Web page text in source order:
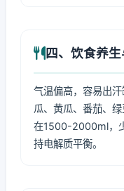
四、饮食养
气温偏高，容易出
瓜、黄瓜、番茄、
在1500-2000ml，
持电解质平衡。